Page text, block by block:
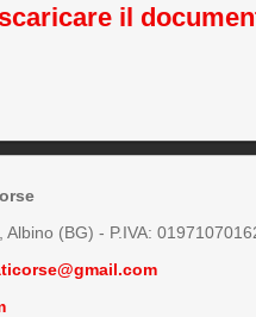
il
(BG) - P.IVA: